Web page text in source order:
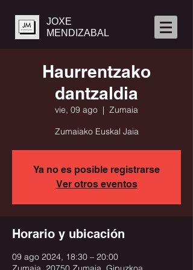
JOXE
MENDIZABAL
Haurrentzako
dantzaldia
vie, 09 ago
  |
Zumaia
Zumaiako Euskal Jaia
Ya no es posible registrarse
Ver otros eventos
Horario y ubicación
09 ago 2024, 18:30 – 20:00